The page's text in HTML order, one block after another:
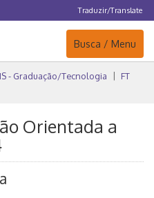
Traduzir/Translate
Navegação
Busca / Menu
- Graduação/Tecnologia
FT
Orientada a